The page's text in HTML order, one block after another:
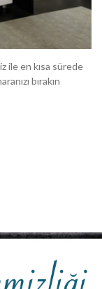
ile en kısa sürede
bırakın